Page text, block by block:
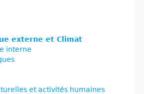
externe
interne
nerveuse
externe
interne
externe et Climat
interne
et activités humaines